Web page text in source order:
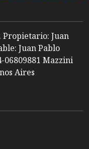
Propietario: Juan
Juan Pablo
06809881 Mazzini
Aires